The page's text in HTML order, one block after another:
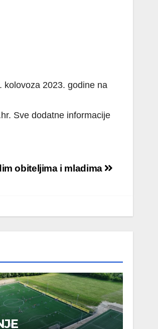
kolovoza 2023. godine na
Sve dodatne informacije
obiteljima i mladima